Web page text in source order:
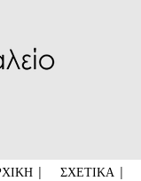
| ΣΧΕΤΙΚΑ |